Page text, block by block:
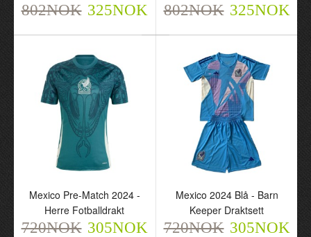
Mexico Special 2024-25
Grønn - Herre
Fotballdrakt
720NOK 305NOK
802NOK 325NOK 802NOK 325NOK
Mexico Pre-Match 2024 -
Herre Fotballdrakt
720NOK 305NOK
Mexico 2024 Blå - Barn
Keeper Draktsett
720NOK 305NOK